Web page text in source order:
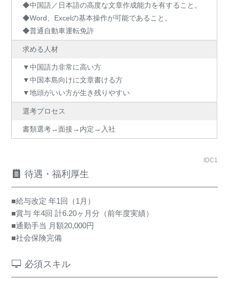
◆中国語／日本語の高度な文章作成能力を有すること。
◆Word、Excelの基本操作が可能であること。
◆普通自動車運転免許
求める人材
▼中国語力非常に高い方
▼中国本島向けに文章書ける方
▼地頭がいい方が生き残りやすい
選考プロセス
書類選考→面接→内定→入社
IDC1
待遇・福利厚生
■給与改定 年1回（1月）
■賞与 年4回 計6.20ヶ月分（前年度実績）
■通勤手当 月額20,000円
■社会保険完備
必須スキル